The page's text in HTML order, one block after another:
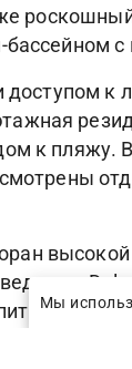
бассейном
к
к пляжу.
высокой
– так
Мы